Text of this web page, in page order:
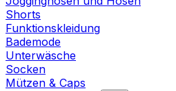
Shorts
Funktionskleidung
Bademode
Unterwäsche
Socken
Mützen & Caps